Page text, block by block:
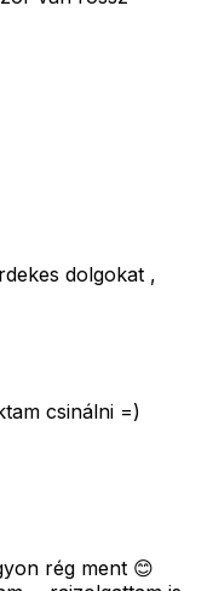
dolgokat ,
csinálni =)
rég ment 😊